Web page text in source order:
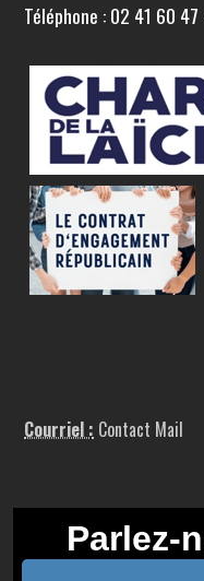
Téléphone : 02 41 60 47
Courriel : Contact Mail